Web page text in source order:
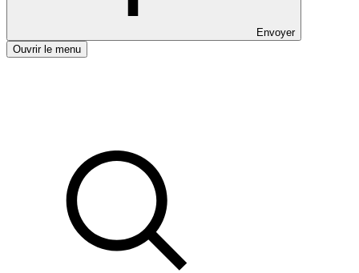
Envoyer
Ouvrir le menu